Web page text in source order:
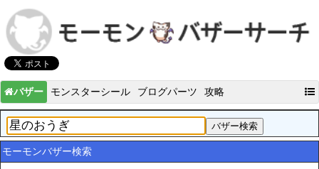
バザー モンスターシール ブログパーツ 攻略
モーモンバザー検索